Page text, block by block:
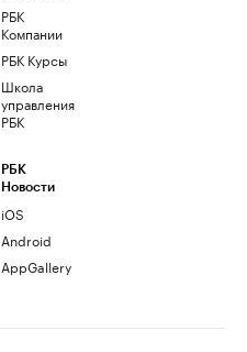
РБК
Компании
РБК Курсы
Школа
управления
РБК
РБК
Новости
iOS
Android
AppGallery